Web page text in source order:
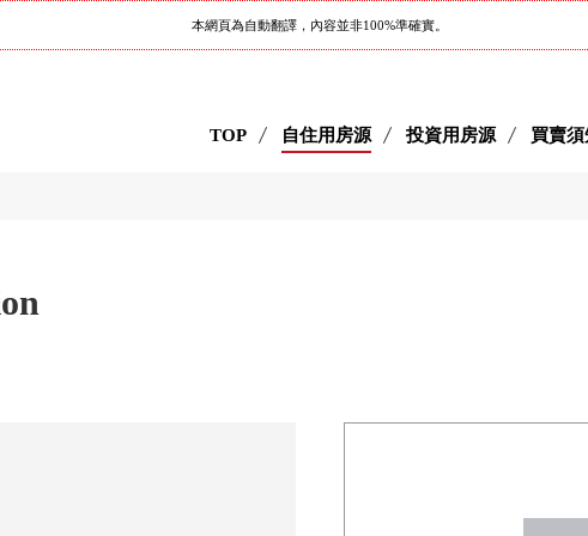
本網頁為自動翻譯，內容並非100%準確實。
TOP 自住用房源 投資用房源 買賣須